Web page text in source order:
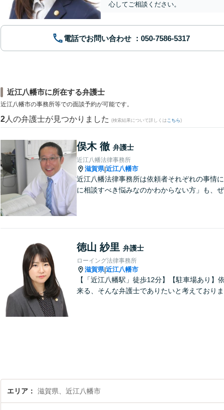
心してご相談ください。
電話でお問い合わせ
近江八幡市に所在する弁護士
近江八幡市の事務所等での面談予約が可能です。
2 人の弁護士が見つかりました (検索結果について詳しくは こちら)
俣木 徹 弁護士
近江八幡法律事務所
滋賀県|近江八幡市
近江八幡法律事務所は依頼者それぞれの事情
に相談すべき悩みなのかわからない方」も、
徳山 紗里 弁護士
ローイング法律事務所
滋賀県|近江八幡市
【「近江八幡駅」徒歩12分】【駐車場あり
来る、そんな弁護士でありたいと考えており
エリア 滋賀県、近江八幡市